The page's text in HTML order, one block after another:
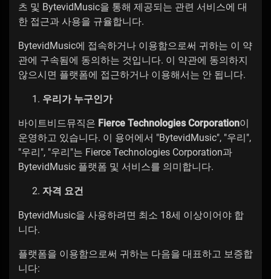
츠 및 BytevidMusic을 통해 제공되는 관련 서비스에 대
한 접근과 사용을 규율합니다.
BytevidMusic에 접속하거나 이용함으로써 귀하는 이 약
관에 구속됨에 동의하는 것입니다. 이 약관에 동의하지
않으시면 플랫폼에 접근하거나 이용해서는 안 됩니다.
우리가 누구인가
바이트비드뮤직은 Fierce Technologies Corporation이
운영하고 있습니다. 이 용어에서 "BytevidMusic", "우리",
"우리", "우리"는 Fierce Technologies Corporation과
BytevidMusic 플랫폼 및 서비스를 의미합니다.
자격 요건
BytevidMusic을 사용하려면 최소 18세 이상이어야 합
니다.
플랫폼을 이용함으로써 귀하는 다음을 대표하고 보증합
니다: